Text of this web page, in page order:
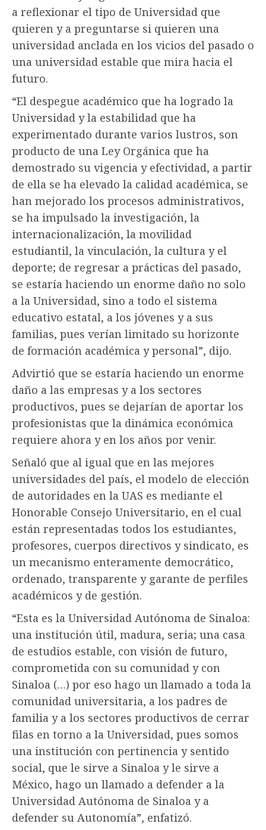
a reflexionar el tipo de Universidad que
quieren y a preguntarse si quieren una
universidad anclada en los vicios del pasado o
una universidad estable que mira hacia el
futuro.
“El despegue académico que ha logrado la
Universidad y la estabilidad que ha
experimentado durante varios lustros, son
producto de una Ley Orgánica que ha
demostrado su vigencia y efectividad, a partir
de ella se ha elevado la calidad académica, se
han mejorado los procesos administrativos,
se ha impulsado la investigación, la
internacionalización, la movilidad
estudiantil, la vinculación, la cultura y el
deporte; de regresar a prácticas del pasado,
se estaría haciendo un enorme daño no solo
a la Universidad, sino a todo el sistema
educativo estatal, a los jóvenes y a sus
familias, pues verían limitado su horizonte
de formación académica y personal”, dijo.
Advirtió que se estaría haciendo un enorme
daño a las empresas y a los sectores
productivos, pues se dejarían de aportar los
profesionistas que la dinámica económica
requiere ahora y en los años por venir.
Señaló que al igual que en las mejores
universidades del país, el modelo de elección
de autoridades en la UAS es mediante el
Honorable Consejo Universitario, en el cual
están representadas todos los estudiantes,
profesores, cuerpos directivos y sindicato, es
un mecanismo enteramente democrático,
ordenado, transparente y garante de perfiles
académicos y de gestión.
“Esta es la Universidad Autónoma de Sinaloa:
una institución útil, madura, seria; una casa
de estudios estable, con visión de futuro,
comprometida con su comunidad y con
Sinaloa (…) por eso hago un llamado a toda la
comunidad universitaria, a los padres de
familia y a los sectores productivos de cerrar
filas en torno a la Universidad, pues somos
una institución con pertinencia y sentido
social, que le sirve a Sinaloa y le sirve a
México, hago un llamado a defender a la
Universidad Autónoma de Sinaloa y a
defender su Autonomía”, enfatizó.